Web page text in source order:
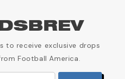
to receive exclusive drops
Football America.